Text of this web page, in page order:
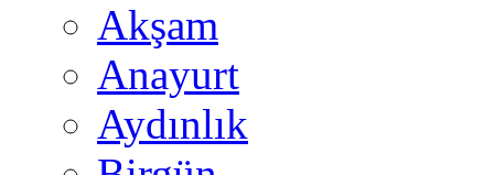
Akşam
Anayurt
Aydınlık